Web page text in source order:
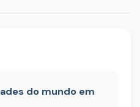
do mundo em